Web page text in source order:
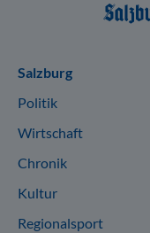
Sitemap
Salzburg
Politik
Wirtschaft
Chronik
Kultur
Regionalsport